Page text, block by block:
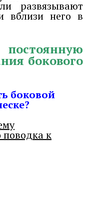
развязывают
вблизи него в
бокового
боковой
поводка к